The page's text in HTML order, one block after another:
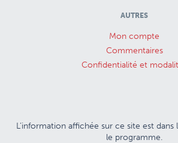
AUTRES
Mon compte
Commentaires
Confidentialité et
L’information affichée sur ce site est
le programme.